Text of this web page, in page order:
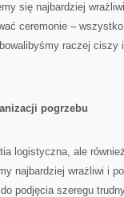
się najbardziej
ceremonie –
raczej ciszy
pogrzebu
logistyczna, ale
najbardziej wrażliwi i
podjęcia szeregu